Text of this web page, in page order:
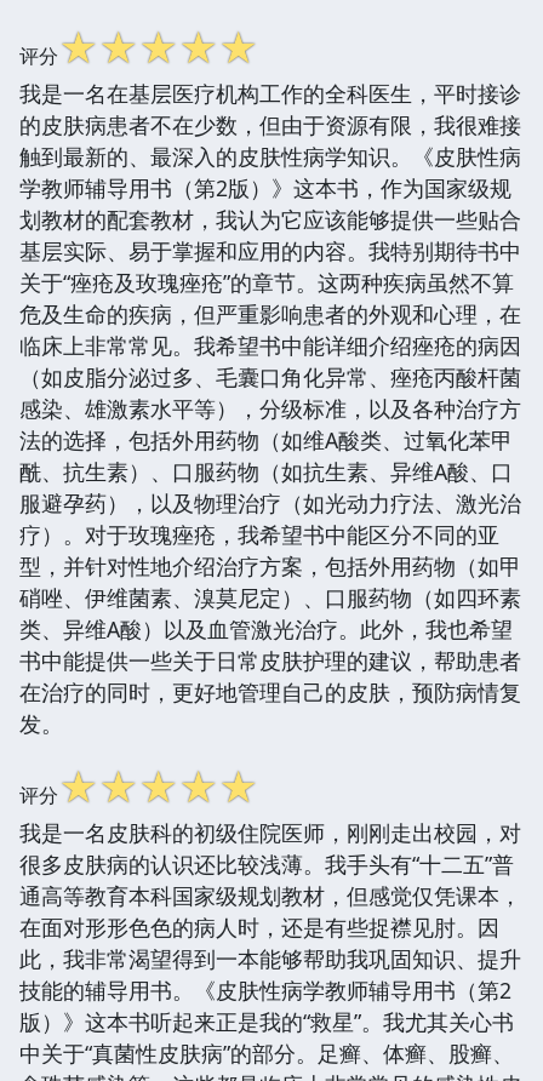
评分☆☆☆☆☆
我是一名在基层医疗机构工作的全科医生，平时接诊
的皮肤病患者不在少数，但由于资源有限，我很难接
触到最新的、最深入的皮肤性病学知识。《皮肤性病
学教师辅导用书（第2版）》这本书，作为国家级规
划教材的配套教材，我认为它应该能够提供一些贴合
基层实际、易于掌握和应用的内容。我特别期待书中
关于“痤疮及玫瑰痤疮”的章节。这两种疾病虽然不算
危及生命的疾病，但严重影响患者的外观和心理，在
临床上非常常见。我希望书中能详细介绍痤疮的病因
（如皮脂分泌过多、毛囊口角化异常、痤疮丙酸杆菌
感染、雄激素水平等），分级标准，以及各种治疗方
法的选择，包括外用药物（如维A酸类、过氧化苯甲
酰、抗生素）、口服药物（如抗生素、异维A酸、口
服避孕药），以及物理治疗（如光动力疗法、激光治
疗）。对于玫瑰痤疮，我希望书中能区分不同的亚
型，并针对性地介绍治疗方案，包括外用药物（如甲
硝唑、伊维菌素、溴莫尼定）、口服药物（如四环素
类、异维A酸）以及血管激光治疗。此外，我也希望
书中能提供一些关于日常皮肤护理的建议，帮助患者
在治疗的同时，更好地管理自己的皮肤，预防病情复
发。
评分☆☆☆☆☆
我是一名皮肤科的初级住院医师，刚刚走出校园，对
很多皮肤病的认识还比较浅薄。我手头有“十二五”普
通高等教育本科国家级规划教材，但感觉仅凭课本，
在面对形形色色的病人时，还是有些捉襟见肘。因
此，我非常渴望得到一本能够帮助我巩固知识、提升
技能的辅导用书。《皮肤性病学教师辅导用书（第2
版）》这本书听起来正是我的“救星”。我尤其关心书
中关于“真菌性皮肤病”的部分。足癣、体癣、股癣、